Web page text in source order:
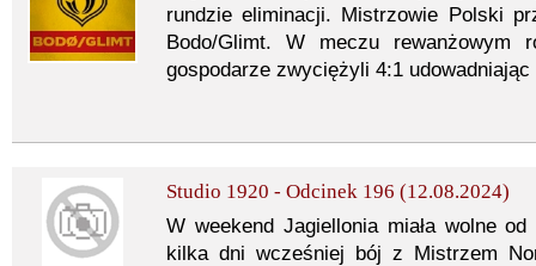
rundzie eliminacji. Mistrzowie Polski
Bodo/Glimt. W meczu rewanżowym
gospodarze zwyciężyli 4:1
Studio 1920 - Odcinek 196 (12.08.2024)
W weekend Jagiellonia miała wolne
kilka dni wcześniej bój z Mistrzem